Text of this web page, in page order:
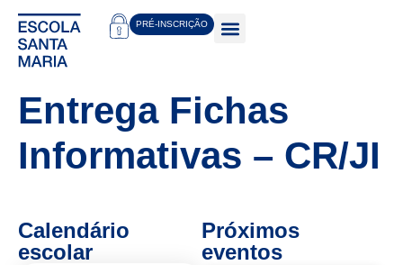
PRÉ-INSCRIÇÃO
Entrega Fichas
Informativas – CR/JI
Calendário
escolar
Próximos
eventos